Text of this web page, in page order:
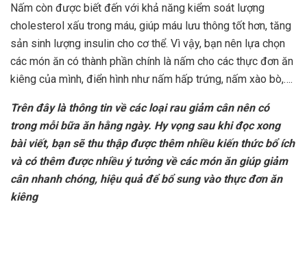
Nấm còn được biết đến với khả năng kiểm soát lượng
cholesterol xấu trong máu, giúp máu lưu thông tốt hơn, tăng
sản sinh lượng insulin cho cơ thể. Vì vậy, bạn nên lựa chọn
các món ăn có thành phần chính là nấm cho các thực đơn ăn
kiêng của mình, điển hình như nấm hấp trứng, nấm xào bò,….
Trên đây là thông tin về các loại rau giảm cân nên có
trong mỗi bữa ăn hằng ngày. Hy vọng sau khi đọc xong
bài viết, bạn sẽ thu thập được thêm nhiều kiến thức bổ ích
và có thêm được nhiều ý tưởng về các món ăn giúp giảm
cân nhanh chóng, hiệu quả để bổ sung vào thực đơn ăn
kiêng